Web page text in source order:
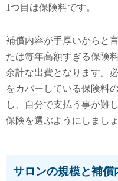
1つ目は保険料です。
補償内容が手厚いからと
たは毎年高額すぎる保険
余計な出費となります。
をカバーしている保険料
し、自分で支払う事が難
保険を選ぶようにしましょ
サロンの規模と補償